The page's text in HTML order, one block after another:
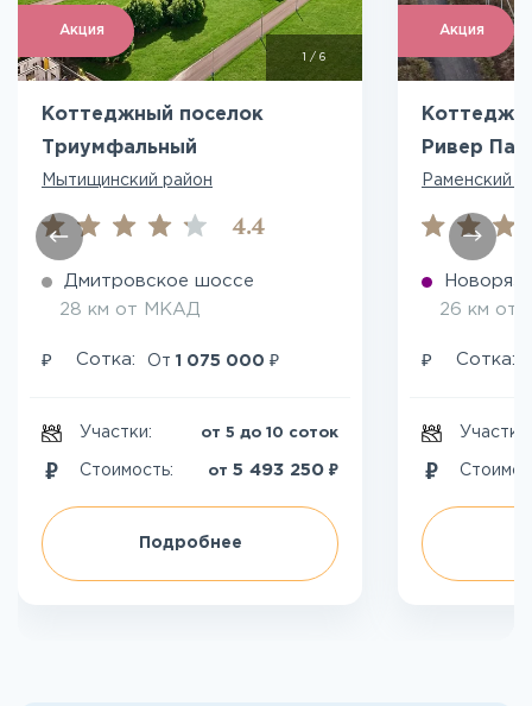
Акция
1 / 6
Коттеджный поселок
Триумфальный
Мытищинский район
4.4
Дмитровское шоссе
28 км от МКАД
₽ Сотка: От 1 075 000 ₽
Участки: от 5 до 10 соток
Стоимость: от 5 493 250 ₽
Подробнее
Акция
Ривер
Раменский
26 км от
₽ Сотка:
Участки: